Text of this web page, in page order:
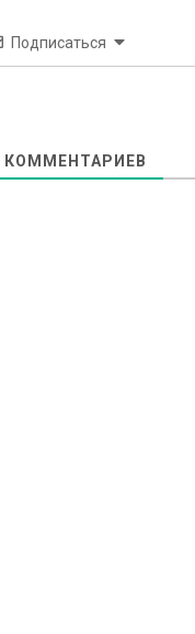
Подписаться
КОММЕНТАРИЕВ